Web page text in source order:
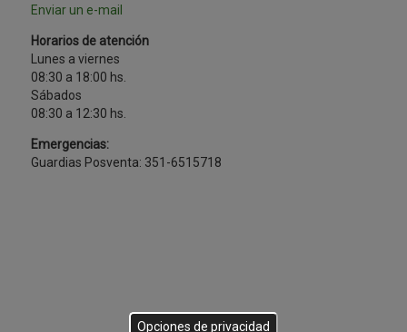
Enviar un e-mail
Horarios de atención
Lunes a viernes
08:30 a 18:00 hs.
Sábados
08:30 a 12:30 hs.
Emergencias:
Guardias Posventa: 351-6515718
Opciones de privacidad